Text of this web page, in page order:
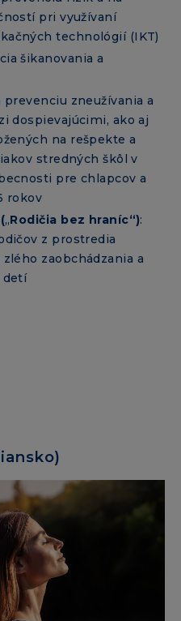
pri využívaní
technológií (IKT)
šikanovania a
prevenciu zneužívania a
dospievajúcimi, ako aj
na rešpekte a
stredných škôl v
pre chlapcov a
rokov
„Rodičia bez hraníc“):
z prostredia
zaobchádzania a
detí